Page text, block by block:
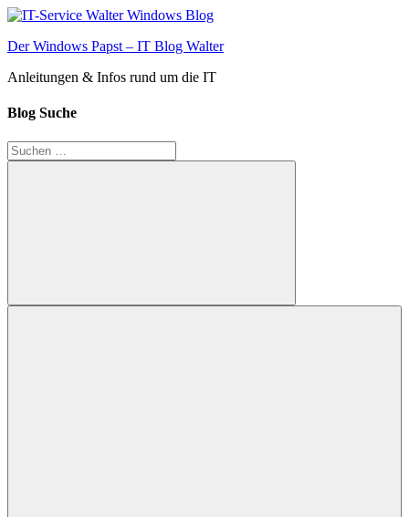
Zum
springen
Der Windows Papst – IT Blog Walter
Anleitungen & Infos rund um die IT
Blog Suche
Suchen
nach:
Suchen